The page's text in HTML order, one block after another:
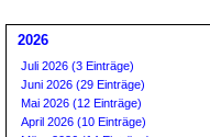
2026
Juli 2026 (3 Einträge)
Juni 2026 (29 Einträge)
Mai 2026 (12 Einträge)
April 2026 (10 Einträge)